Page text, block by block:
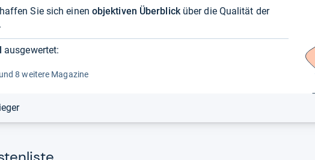
Sie sich einen objektiven Überblicküber die Qualität der
ausgewertet:
und 8 weitere Magazine